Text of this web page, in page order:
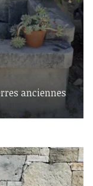
anciennes